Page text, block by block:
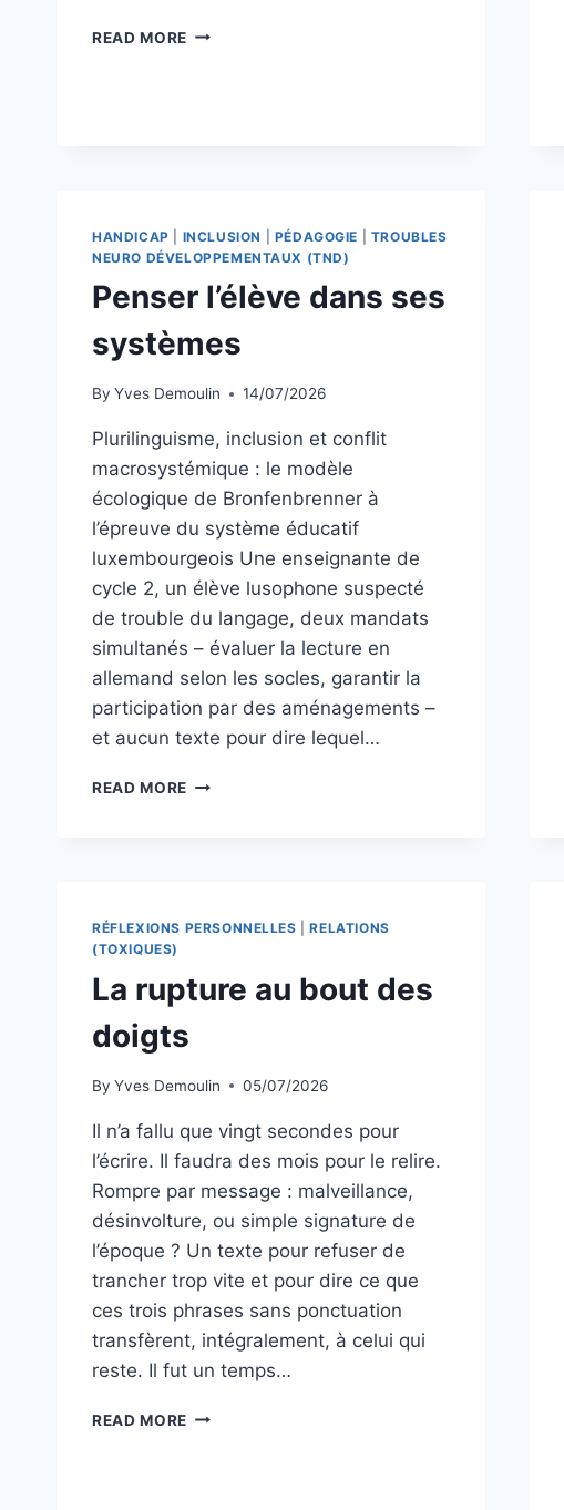
READ MORE LE
HANDICAP INCLUSION PÉDAGOGIE
TROUBLES
NEURO DÉVELOPPEMENTAUX (TND)
Penser l’élève dans ses
systèmes
By Yves Demoulin 14/07/2026
Plurilinguisme, inclusion et conflit
macrosystémique : le modèle
écologique de Bronfenbrenner à
l’épreuve du système éducatif
luxembourgeois Une enseignante de
cycle 2, un élève lusophone suspecté
de trouble du langage, deux mandats
simultanés – évaluer la lecture en
allemand selon les socles, garantir la
participation par des aménagements –
et aucun texte pour dire lequel…
READ MORE PENSER
RÉFLEXIONS PERSONNELLES |RELATIONS
(TOXIQUES)
La rupture au bout des
doigts
By Yves Demoulin 05/07/2026
Il n’a fallu que vingt secondes pour
l’écrire. Il faudra des mois pour le relire.
Rompre par message : malveillance,
désinvolture, ou simple signature de
l’époque ? Un texte pour refuser de
trancher trop vite et pour dire ce que
ces trois phrases sans ponctuation
transfèrent, intégralement, à celui qui
reste. Il fut un temps…
READ MORE LA